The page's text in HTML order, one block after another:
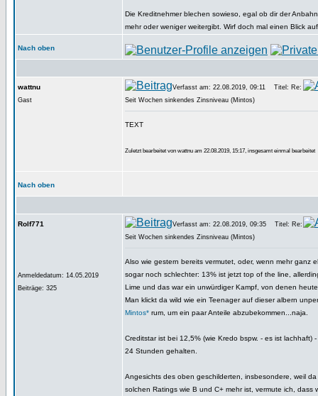
Die Kreditnehmer blechen sowieso, egal ob dir der
mehr oder weniger weitergibt. Wirf doch mal einen Blick
Nach oben
wattnu
Gast
Verfasst am: 22.08.2019, 09:11
Titel: Re:
Seit Wochen sinkendes Zinsniveau (Mintos)
TEXT
Zuletzt bearbeitet von wattnu am 22.08.2019, 15:17, insgesamt einmal bearbeitet
Nach oben
Rolf771
Anmeldedatum: 14.05.2019
Beiträge: 325
Verfasst am: 22.08.2019, 09:35
Titel: Re:
Seit Wochen sinkendes Zinsniveau (Mintos)
Also wie gestern bereits vermutet, oder, wenn mehr ganz
sogar noch schlechter: 13% ist jetzt top of the line,
Lime und das war ein unwürdiger Kampf, von denen
Man klickt da wild wie ein Teenager auf dieser albern
Mintos* rum, um ein paar Anteile abzubekommen...naja.
Creditstar ist bei 12,5% (wie Kredo bspw. - es ist lachhaft)
24 Stunden gehalten.
Angesichts des oben geschilderten, insbesondere, weil
solchen Ratings wie B und C+ mehr ist, vermute ich, dass